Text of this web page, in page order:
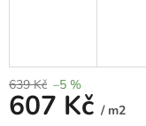
639 Kč –5 %
607 Kč / m2